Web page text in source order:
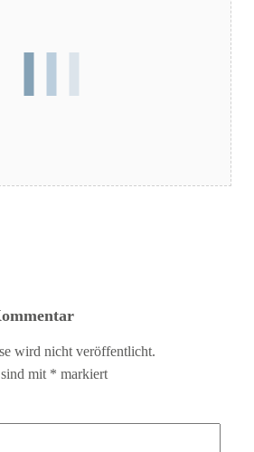
wird nicht veröffentlicht.
mit * markiert